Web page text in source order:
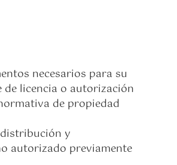
necesarios para su
de licencia o autorización
de propiedad
y
autorizado previamente